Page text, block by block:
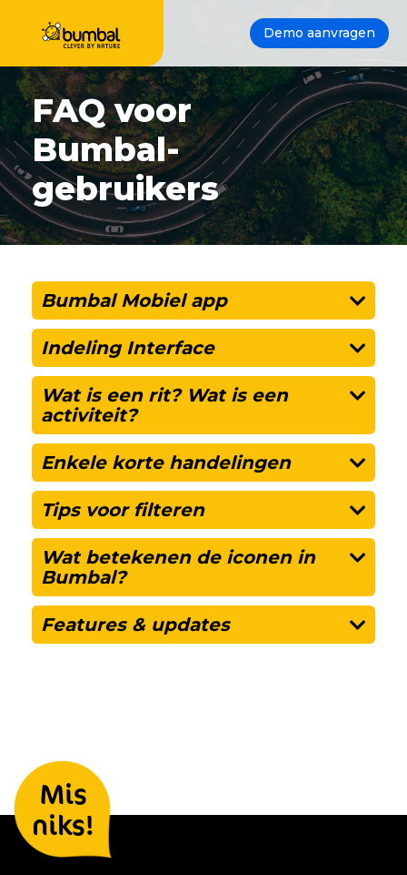
Demo aanvragen
FAQ voor
Bumbal-
gebruikers
Bumbal Mobiel app
Indeling Interface
Wat is een rit? Wat is een
activiteit?
Enkele korte handelingen
Tips voor filteren
Wat betekenen de iconen in
Bumbal?
Features & updates
Mis
niks!